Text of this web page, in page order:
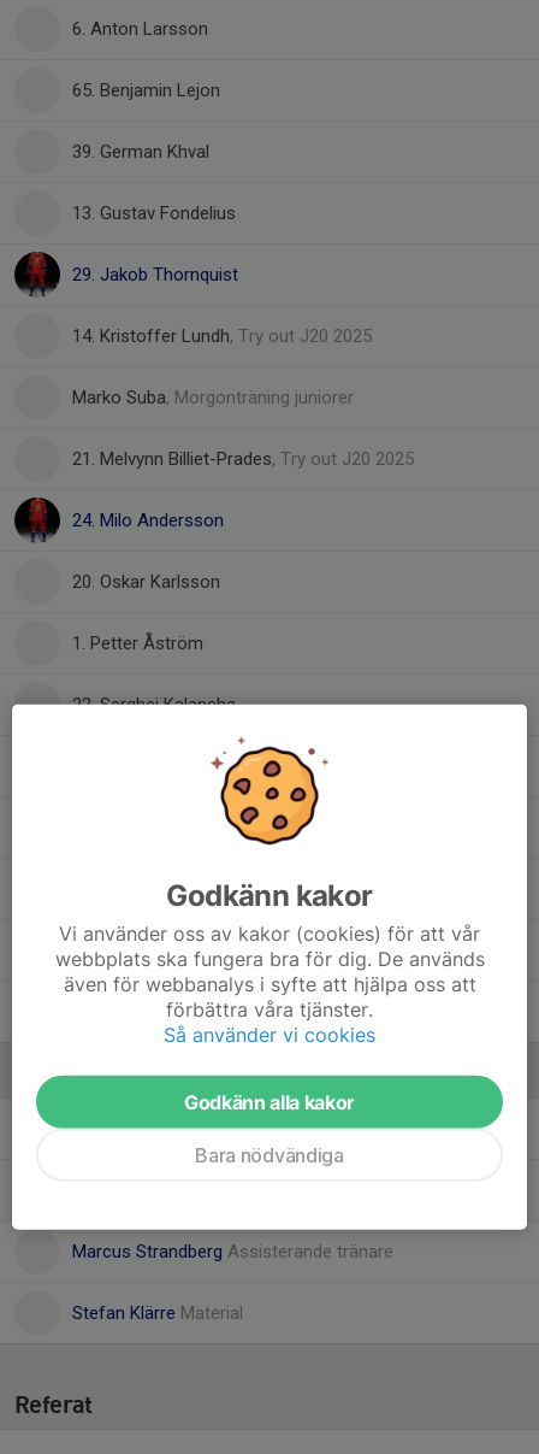
6. Anton Larsson
65. Benjamin Lejon
39. German Khval
13. Gustav Fondelius
29. Jakob Thornquist
14. Kristoffer Lundh, Try out J20 2025
Marko Suba, Morgonträning juniorer
21. Melvynn Billiet-Prades, Try out J20 2025
24. Milo Andersson
20. Oskar Karlsson
1. Petter Åström
22. Serghei Kalancha
11. Viktors Klabis
27. William Hedman, A-lag
9. Yehor Trypolskyi
Ledare
Jensen MassopHuvudtränare
Marcus Strandberg Assisterande tränare
Stefan Klärre Material
Referat
Godkänn kakor
Vi använder oss av kakor (cookies) för att vår
webbplats ska fungera bra för dig. De används
även för webbanalys i syfte att hjälpa oss att
förbättra våra tjänster.
Så använder vi cookies
Godkänn alla kakor
Bara nödvändiga